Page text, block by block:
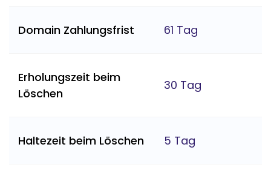
Domain Zahlungsfrist 61 Tag
Erholungszeit beim
Löschen
30 Tag
Haltezeit beim Löschen 5 Tag